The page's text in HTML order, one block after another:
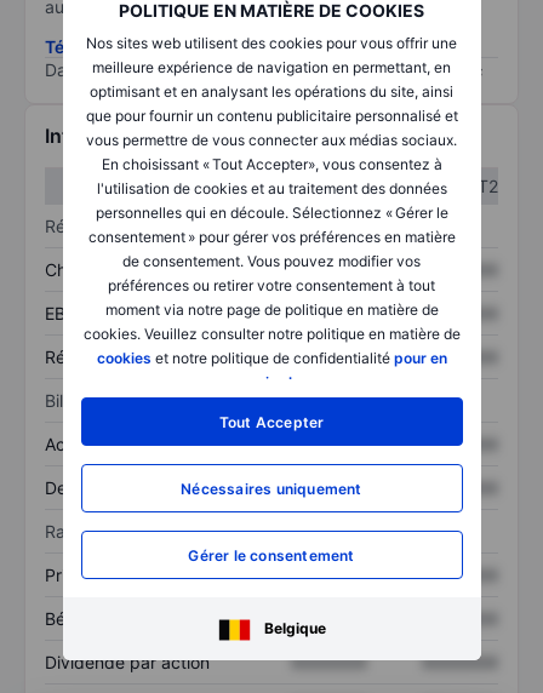
POLITIQUE EN MATIÈRE DE COOKIES
Nos sites web utilisent des cookies pour vous offrir une
meilleure expérience de navigation en permettant, en
optimisant et en analysant les opérations du site, ainsi
que pour fournir un contenu publicitaire personnalisé et
vous permettre de vous connecter aux médias sociaux.
En choisissant « Tout Accepter», vous consentez à
l'utilisation de cookies et au traitement des données
personnelles qui en découle. Sélectionnez « Gérer le
consentement » pour gérer vos préférences en matière
de consentement. Vous pouvez modifier vos
préférences ou retirer votre consentement à tout
moment via notre page de politique en matière de
cookies. Veuillez consulter notre politique en matière de
cookies et notre politique de confidentialité pour en
savoir plus
Tout Accepter
Nécessaires uniquement
Gérer le consentement
Belgique
au risque le plus élevé).
Télécharger la méthodologie ESG (en anglais)
Data provided by
/
Informations financières
T1
T2
Résultats
Chiffre d’affaires XXXXXXX
EBITDA XXXXXXX XXXXXXX
Résultat net XXXXXXX XXXXXXX
Bilan
Actif total XXXXXXX XXXXXXX
Dette totale XXXXXXX
Ratios
Prix / ventes XXXXXXX XXXXXXX
Bénéfice par action XXXXXXX
Dividende par action XXXXXXX XXXXXXX